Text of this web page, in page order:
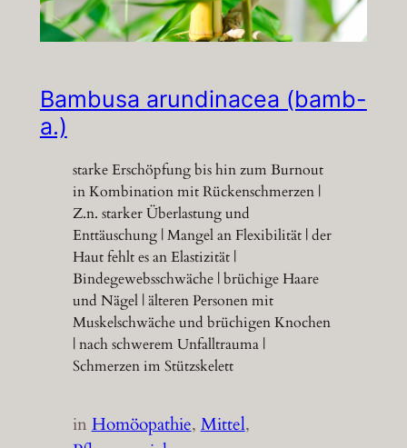
Bambusa arundinacea (bamb-
a.)
starke Erschöpfung bis hin zum Burnout
in Kombination mit Rückenschmerzen |
Z.n. starker Überlastung und
Enttäuschung | Mangel an Flexibilität | der
Haut fehlt es an Elastizität |
Bindegewebsschwäche | brüchige Haare
und Nägel | älteren Personen mit
Muskelschwäche und brüchigen Knochen
| nach schwerem Unfalltrauma |
Schmerzen im Stützskelett
inHomöopathie, Mittel